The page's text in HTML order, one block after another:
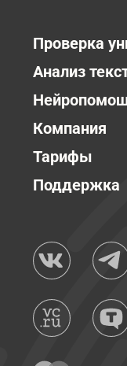
Проверка
Анализ
Компания
Тарифы
Поддержка